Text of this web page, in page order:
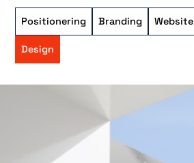
Positionering Branding Website
Design